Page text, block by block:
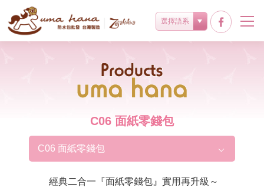
選擇語系
Products
C06 面紙零錢包
C06 面紙零錢包
經典二合一『面紙零錢包』實用再升級～